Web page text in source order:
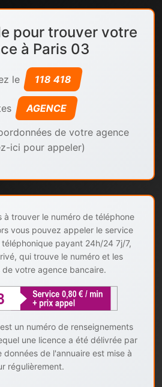
pour trouver votre
à Paris 03
le 118 418
AGENCE
de votre agence
ici pour appeler)
à trouver le numéro de téléphone
vous pouvez appeler le service
payant 24h/24 7j/7,
qui trouve le numéro et les
de votre agence bancaire.
un numéro de renseignements
une licence a été délivrée par
données de l'annuaire est mise à
régulièrement.